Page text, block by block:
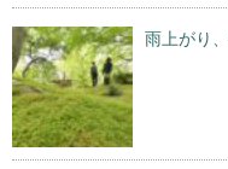
雨上がり